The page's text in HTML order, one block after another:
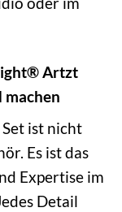
Artzt
machen
ist nicht
Es ist das
Expertise im
Detail